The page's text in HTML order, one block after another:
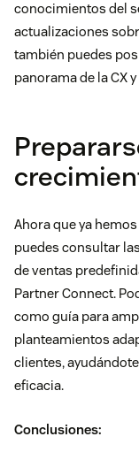
conocimientos del
actualizaciones
también puedes
panorama de la CX y
Ahora que ya
puedes consultar
de ventas
Partner Connect.
como guía para
planteamientos
clientes,
eficacia.
Conclusiones: